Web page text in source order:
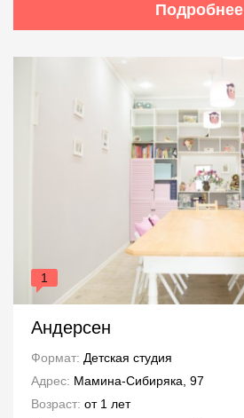
Подробнее
1
Андерсен
Формат: Детская студия
Адрес: Мамина-Сибиряка, 97
Возраст: от 1 лет